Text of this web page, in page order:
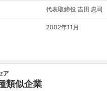
代表取締役 吉田 忠司
2002年11月
ア
類似企業